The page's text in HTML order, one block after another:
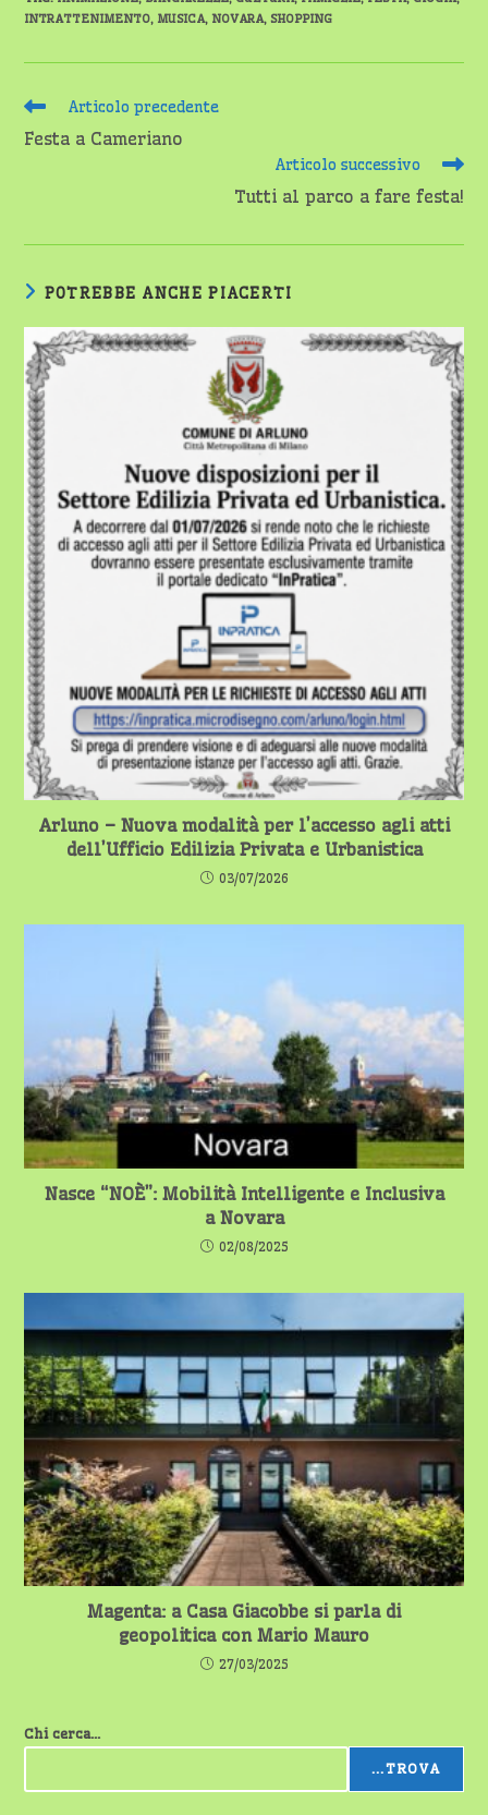
INTRATTENIMENTO, MUSICA, NOVARA, SHOPPING
Leggi
articoli
Articolo precedente
Festa a Cameriano
Articolo successivo
Tutti al parco a fare festa!
POTREBBE ANCHE PIACERTI
Arluno – Nuova modalità per l’accesso agli atti
dell’Ufficio Edilizia Privata e Urbanistica
03/07/2026
Nasce “NOÈ”: Mobilità Intelligente e Inclusiva
a Novara
02/08/2025
Magenta: a Casa Giacobbe si parla di
geopolitica con Mario Mauro
27/03/2025
Chi cerca...
...TROVA